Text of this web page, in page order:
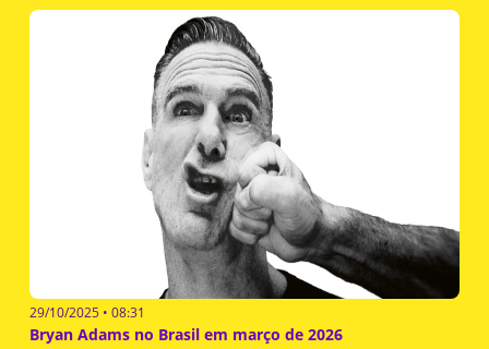
29/10/2025 • 08:31
Bryan Adams no Brasil em março de 2026